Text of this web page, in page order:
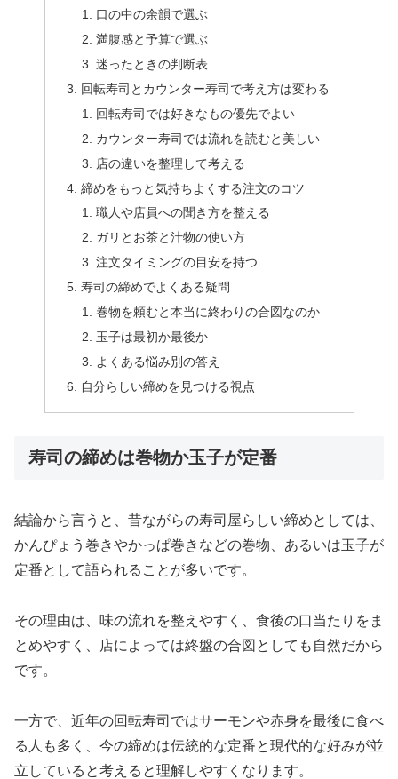
口の中の余韻で選ぶ
満腹感と予算で選ぶ
迷ったときの判断表
回転寿司とカウンター寿司で考え方は変わる
回転寿司では好きなもの優先でよい
カウンター寿司では流れを読むと美しい
店の違いを整理して考える
締めをもっと気持ちよくする注文のコツ
職人や店員への聞き方を整える
ガリとお茶と汁物の使い方
注文タイミングの目安を持つ
寿司の締めでよくある疑問
巻物を頼むと本当に終わりの合図なのか
玉子は最初か最後か
よくある悩み別の答え
自分らしい締めを見つける視点
寿司の締めは巻物か玉子が定番
結論から言うと、昔ながらの寿司屋らしい締めとしては、
かんぴょう巻きやかっぱ巻きなどの巻物、あるいは玉子が
定番として語られることが多いです。
その理由は、味の流れを整えやすく、食後の口当たりをま
とめやすく、店によっては終盤の合図としても自然だから
です。
一方で、近年の回転寿司ではサーモンや赤身を最後に食べ
る人も多く、今の締めは伝統的な定番と現代的な好みが並
立していると考えると理解しやすくなります。